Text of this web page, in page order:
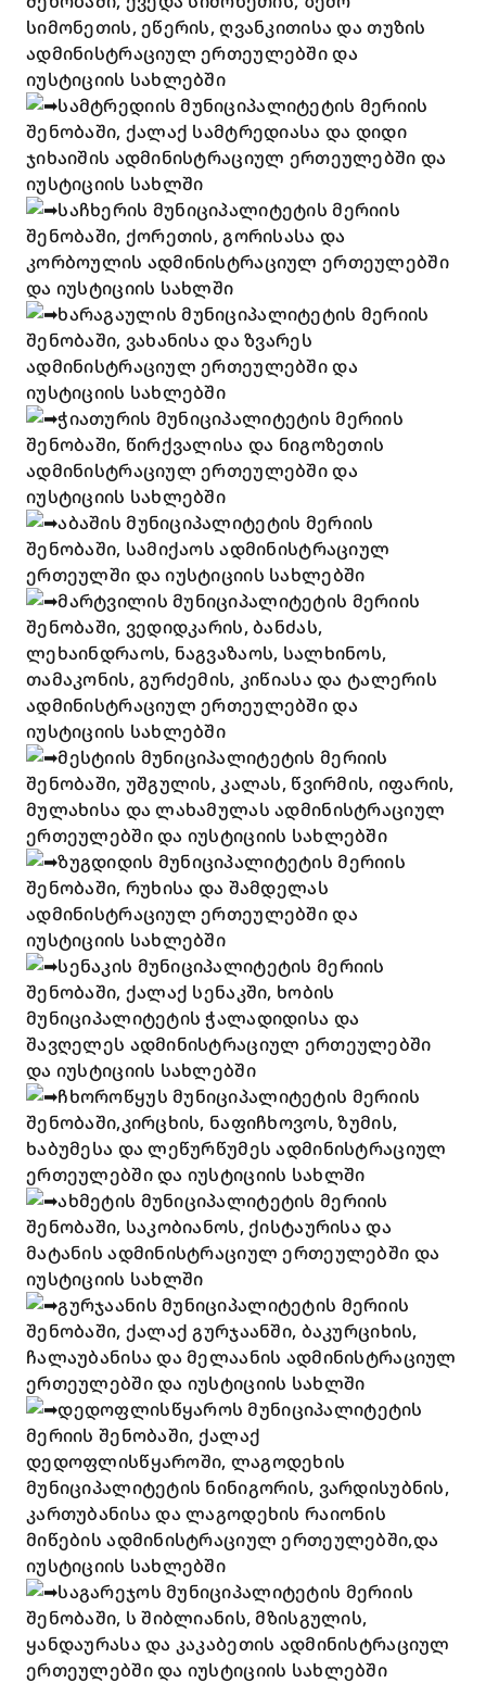
სიმონეთის, ეწერის, ღვანკითისა და თუზის
ადმინისტრაციულ ერთეულებში და
იუსტიციის სახლებში
სამტრედიის მუნიციპალიტეტის მერიის
შენობაში, ქალაქ სამტრედიასა და დიდი
ჯიხაიშის ადმინისტრაციულ ერთეულებში და
იუსტიციის სახლში
საჩხერის მუნიციპალიტეტის მერიის
შენობაში, ქორეთის, გორისასა და
კორბოულის ადმინისტრაციულ ერთეულებში
და იუსტიციის სახლში
ხარაგაულის მუნიციპალიტეტის მერიის
შენობაში, ვახანისა და ზვარეს
ადმინისტრაციულ ერთეულებში და
იუსტიციის სახლებში
ჭიათურის მუნიციპალიტეტის მერიის
შენობაში, წირქვალისა და ნიგოზეთის
ადმინისტრაციულ ერთეულებში და
იუსტიციის სახლებში
აბაშის მუნიციპალიტეტის მერიის
შენობაში, სამიქაოს ადმინისტრაციულ
ერთეულში და იუსტიციის სახლებში
მარტვილის მუნიციპალიტეტის მერიის
შენობაში, ვედიდკარის, ბანძას,
ლეხაინდრაოს, ნაგვაზაოს, სალხინოს,
თამაკონის, გურძემის, კიწიასა და ტალერის
ადმინისტრაციულ ერთეულებში და
იუსტიციის სახლებში
მესტიის მუნიციპალიტეტის მერიის
შენობაში, უშგულის, კალას, წვირმის, იფარის,
მულახისა და ლახამულას ადმინისტრაციულ
ერთეულებში და იუსტიციის სახლებში
ზუგდიდის მუნიციპალიტეტის მერიის
შენობაში, რუხისა და შამდელას
ადმინისტრაციულ ერთეულებში და
იუსტიციის სახლებში
სენაკის მუნიციპალიტეტის მერიის
შენობაში, ქალაქ სენაკში, ხობის
მუნიციპალიტეტის ჭალადიდისა და
შავღელეს ადმინისტრაციულ ერთეულებში
და იუსტიციის სახლებში
ჩხოროწყუს მუნიციპალიტეტის მერიის
შენობაში,კირცხის, ნაფიჩხოვოს, ზუმის,
ხაბუმესა და ლეწურწუმეს ადმინისტრაციულ
ერთეულებში და იუსტიციის სახლში
ახმეტის მუნიციპალიტეტის მერიის
შენობაში, საკობიანოს, ქისტაურისა და
მატანის ადმინისტრაციულ ერთეულებში და
იუსტიციის სახლში
გურჯაანის მუნიციპალიტეტის მერიის
შენობაში, ქალაქ გურჯაანში, ბაკურციხის,
ჩალაუბანისა და მელაანის ადმინისტრაციულ
ერთეულებში და იუსტიციის სახლში
დედოფლისწყაროს მუნიციპალიტეტის
მერიის შენობაში, ქალაქ
დედოფლისწყაროში, ლაგოდეხის
მუნიციპალიტეტის ნინიგორის, ვარდისუბნის,
კართუბანისა და ლაგოდეხის რაიონის
მიწების ადმინისტრაციულ ერთეულებში,და
იუსტიციის სახლებში
საგარეჯოს მუნიციპალიტეტის მერიის
შენობაში, ს შიბლიანის, მზისგულის,
ყანდაურასა და კაკაბეთის ადმინისტრაციულ
ერთეულებში და იუსტიციის სახლებში